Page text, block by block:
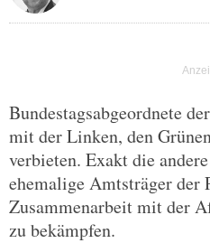
Bundestagsabgeordnete
mit der Linken, den
verbieten. Exakt die
ehemalige Amtsträger der
Zusammenarbeit mit der
zu bekämpfen.